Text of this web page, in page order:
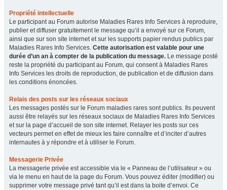
Propriété intellectuelle
Le participant au Forum autorise Maladies Rares Info Services à reproduire,
publier et diffuser gratuitement le message qu’il a envoyé sur ce Forum,
ainsi que sur son site internet et sur les supports papier rendus publics par
Maladies Rares Info Services. Cette autorisation est valable pour une
durée d’un an à compter de la publication du message. Le message posté
reste la propriété du participant au Forum, qui consent à Maladies Rares
Info Services les droits de reproduction, de publication et de diffusion dans
les conditions énoncées.
Relais des posts sur les réseaux sociaux
Les messages postés sur le Forum maladies rares sont publics. Ils peuvent
aussi être relayés sur les réseaux sociaux de Maladies Rares Info Services
et sur la page d’accueil de son site internet. Relayer les posts sur ces
vecteurs permet en effet de mieux les faire connaître et d’inciter d’autres
internautes à y répondre et à utiliser le Forum.
Messagerie Privée
La messagerie privée est accessible via le « Panneau de l’utilisateur » ou
via le menu en haut de la page du Forum. Vous pouvez éditer (modifier) ou
supprimer votre message privé tant qu’il est dans la boite d’envoi. Ce